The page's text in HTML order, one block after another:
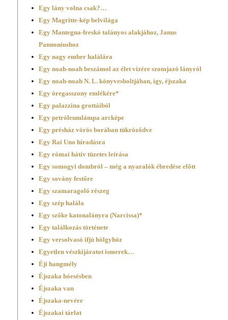
Egy lány volna csak?…
Egy Magritte-kép belvilága
Egy Mantegna-freskó talányos alakjához, Janus
Pannoniushoz
Egy nagy ember halálára
Egy noah-noah beszámol az élet vizére szomjazó lányról
Egy noah-noah N. L. könyvesboltjában, így, éjszaka
Egy öregasszony emlékére*
Egy palazzina grottáiból
Egy petróleumlámpa arcképe
Egy présház vörös borában tükröződve
Egy Rai Uno híradásra
Egy római hátív tüzetes leírása
Egy somogyi dombról – még a nyaralók ébredése előtt
Egy sovány festőre
Egy szamaragoló részeg
Egy szép halála
Egy szőke katonalányra (Narcissa)*
Egy találkozás története
Egy versolvasó ifjú hölgyhöz
Egyetlen vészkijáratot ismerek…
Éji hangmély
Éjszaka hóesésben
Éjszaka van
Éjszaka-nevére
Éjszakai tárlat